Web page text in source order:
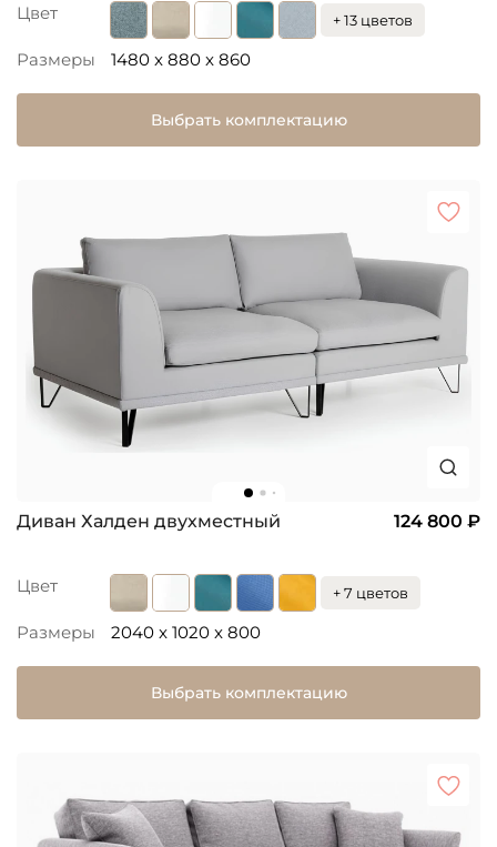
Цвет + 13 цветов
Размеры 1480 x 880 x 860
Выбрать комплектацию
Диван Халден двухместный 124 800 ₽
Цвет + 7 цветов
Размеры 2040 x 1020 x 800
Выбрать комплектацию